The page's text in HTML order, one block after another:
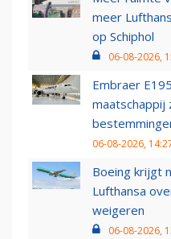
meer
op Schiphol
06-08-2026,
Embraer
maatschappij
06-08-2026,
Boeing krijgt
Lufthansa
weigeren
06-08-2026,